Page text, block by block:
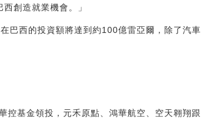
創造就業機會。」
巴西的投資額將達到約100億雷亞爾，除了汽車
控基金領投，元禾原點、鴻華航空、空天翱翔跟